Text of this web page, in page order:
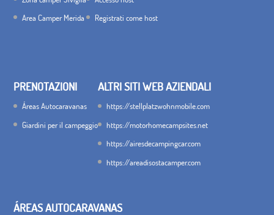
Area Camper Merida
Registrati come host
PRENOTAZIONI
Áreas Autocaravanas
Giardini per il campeggio
ALTRI SITI WEB AZIENDALI
https://stellplatzwohnmobile.com
https://motorhomecampsites.net
https://airesdecampingcar.com
https://areadisostacamper.com
ÁREAS AUTOCARAVANAS